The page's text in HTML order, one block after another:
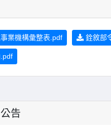
業機構彙整表.pdf 銓敘部
告